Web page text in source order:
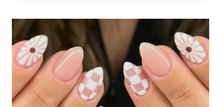
PAIS
2026:
IDEIAS
DE
PRESENTES
CRIATIVOS
COM
PASSO